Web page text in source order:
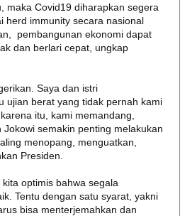
maka Covid19 diharapkan segera
herd immunity secara nasional
pembangunan ekonomi dapat
dan berlari cepat, ungkap
Saya dan istri
ujian berat yang tidak pernah kami
itu, kami memandang,
semakin penting melakukan
menopang, menguatkan,
Presiden.
optimis bahwa segala
Tentu dengan satu syarat, yakni
bisa menterjemahkan dan